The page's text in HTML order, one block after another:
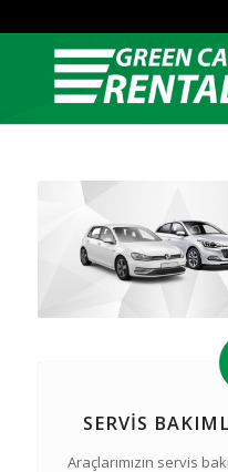
SERVIS
Araçlarımızın servis